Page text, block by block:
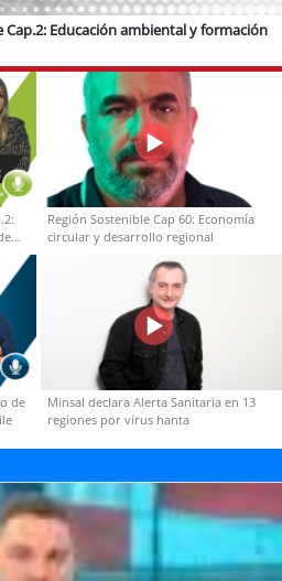
Educación ambiental y formación
Región Sostenible Cap 60: Economía
circular y desarrollo regional
de
Minsal declara Alerta Sanitaria en 13
regiones por virus hanta